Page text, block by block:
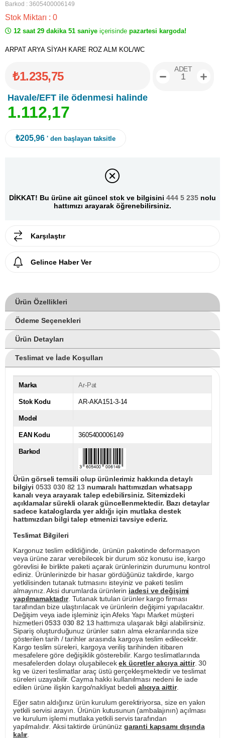
Barkod : 3605400006149
Stok Miktarı : 0
12 saat 29 dakika 51 saniye içerisinde pazartesi kargoda!
ARPAT ARYA SİYAH KARE ROZ ALM KOL/WC
₺1.235,75
Havale/EFT ile ödenmesi halinde
1.112,17
ADET
₺205,96 ' den başlayan taksitle
DİKKAT! Bu ürüne ait güncel stok ve bilgisini 444 5 235 nolu
hattımızı arayarak öğrenebilirsiniz.
Karşılaştır
Gelince Haber Ver
Ürün Özellikleri
Ödeme Seçenekleri
Ürün Detayları
Teslimat ve İade Koşulları
Marka Ar-Pat
Stok Kodu AR-AKA151-3-14
Model
EAN Kodu 3605400006149
Barkod
Ürün görseli temsili olup ürünlerimiz hakkında detaylı
bilgiyi 0533 030 82 13numaralı hattımızdan whatsapp
kanalı veya arayarak talep edebilirsiniz. Sitemizdeki
açıklamalar sürekli olarak güncellenmektedir. Bazı detaylar
sadece kataloglarda yer aldığı için mutlaka destek
hattımızdan bilgi talep etmenizi tavsiye ederiz.
Teslimat Bilgileri
Kargonuz teslim edildiğinde, ürünün paketinde deformasyon
veya ürüne zarar verebilecek bir durum söz konusu ise, kargo
görevlisi ile birlikte paketi açarak ürünlerinizin durumunu kontrol
ediniz. Ürünlerinizde bir hasar gördüğünüz takdirde, kargo
yetkilisinden tutanak tutmasını isteyiniz ve paketi teslim
almayınız. Aksi durumlarda ürünlerin iadesi ve değişimi
yapılmamaktadır. Tutanak tutulan ürünler kargo firması
tarafından bize ulaştırılacak ve ürünlerin değişimi yapılacaktır.
Değişim veya iade işleminiz için Afeks Yapı Market müşteri
hizmetleri0533 030 82 13hattımıza ulaşarak bilgi alabilirsiniz.
Sipariş oluşturduğunuz ürünler satın alma ekranlarında size
gösterilen tarih / tarihler arasında kargoya teslim edilecektir.
Kargo teslim süreleri, kargoya veriliş tarihinden itibaren
mesafelere göre değişiklik gösterebilir. Kargo teslimatlarında
mesafelerden dolayı oluşabilecekek ücretler alıcıya aittir. 30
kg ve üzeri teslimatlar araç üstü gerçekleşmektedir ve teslimat
süreleri uzayabilir. Cayma hakkı kullanılması nedeni ile iade
edilen ürüne ilişkin kargo/nakliyat bedeli alıcıya aittir.
Eğer satın aldığınız ürün kurulum gerektiriyorsa, size en yakın
yetkili servisi arayın. Ürünün kutusunun (ambalajının) açılması
ve kurulum işlemi mutlaka yetkili servis tarafından
yapılmalıdır. Aksi taktirde ürününüz garanti kapsamı dışında
kalır.